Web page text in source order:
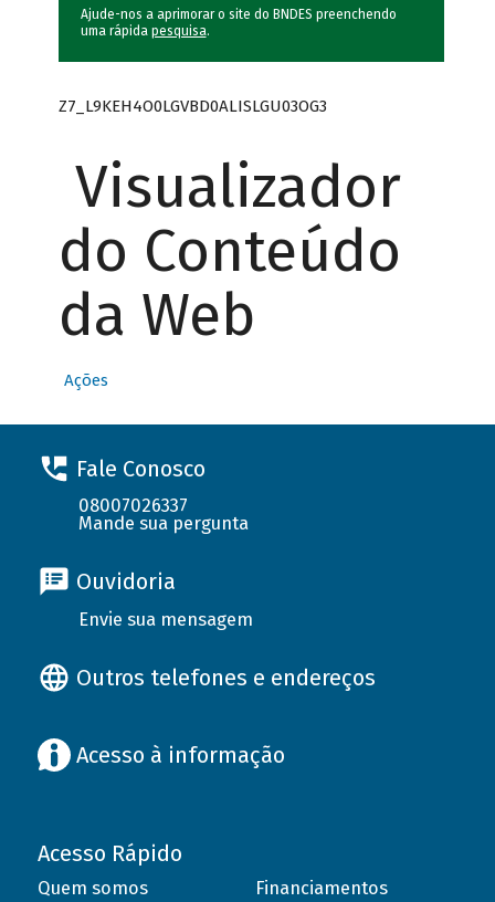
Ajude-nos a aprimorar o site do BNDES preenchendo
uma rápida pesquisa.
Z7_L9KEH4O0LGVBD0ALISLGU03OG3
Visualizador
do Conteúdo
da Web
Ações
Fale Conosco
08007026337
Mande sua pergunta
Ouvidoria
Envie sua mensagem
Outros telefones e endereços
Acesso à informação
Acesso Rápido
Quem somos
Financiamentos